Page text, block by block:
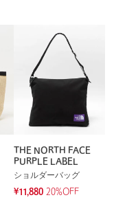
洗濯表示について
THE NORTH FACE
PURPLE LABEL
ショルダーバッグ
¥11,880 20%OFF